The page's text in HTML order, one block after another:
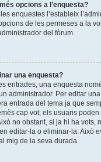
opcions a l’enquesta?
enquestes l’estableix
de les permeses a la
del fòrum.
una enquesta?
entrades, una enquesta
administrador. Per editar
entrada del tema ja que
cap vot, els usuaris
no obstant, si ja hi ha vots,
editar-la o eliminar-la. Això
mig de la seva durada.